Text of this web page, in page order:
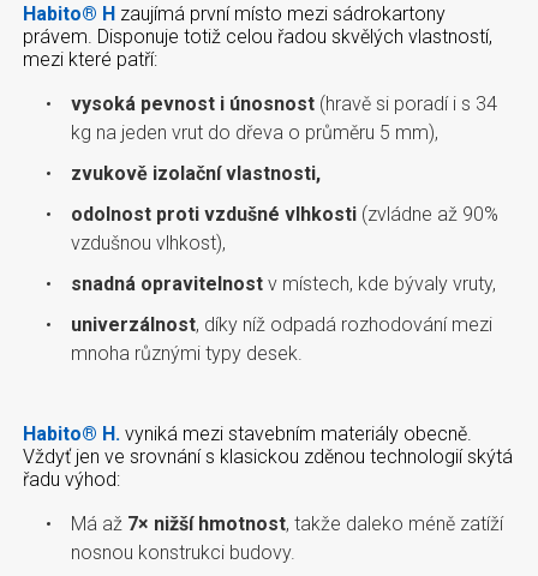
Habito® H zaujímá první místo mezi sádrokartony
právem. Disponuje totiž celou řadou skvělých vlastností,
mezi které patří:
vysoká pevnost i únosnost (hravě si poradí i s 34
kg na jeden vrut do dřeva o průměru 5 mm),
zvukově izolační vlastnosti,
odolnost proti vzdušné vlhkosti (zvládne až 90%
vzdušnou vlhkost),
snadná opravitelnost v místech, kde bývaly vruty,
univerzálnost, díky níž odpadá rozhodování mezi
mnoha různými typy desek.
Habito® H. vyniká mezi stavebním materiály obecně.
Vždyť jen ve srovnání s klasickou zděnou technologií skýtá
řadu výhod:
Má až 7× nižší hmotnost, takže daleko méně zatíží
nosnou konstrukci budovy.